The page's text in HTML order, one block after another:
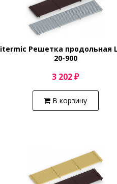
itermic Решетка продольная
20-900
3 202 ₽
В корзину